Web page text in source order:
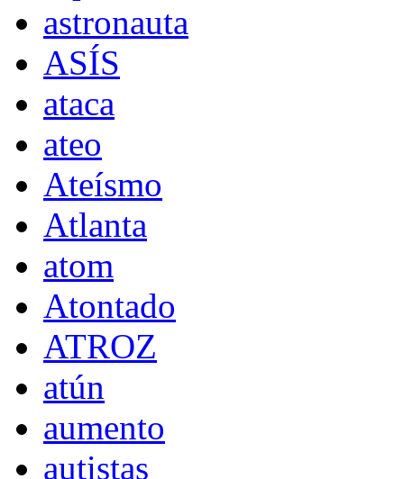
astronauta
ASÍS
ataca
ateo
Ateísmo
Atlanta
atom
Atontado
ATROZ
atún
aumento
autistas